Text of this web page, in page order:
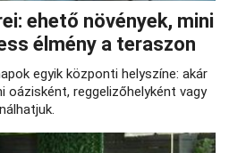
ehető növények, mini
élmény a teraszon
egyik központi helyszíne: akár
oázisként, reggelizőhelyként vagy